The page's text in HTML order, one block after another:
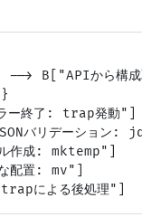
> B["APIから構成
終了: trap発動"]
リデーション:
作成: mktemp"]
配置: mv"]